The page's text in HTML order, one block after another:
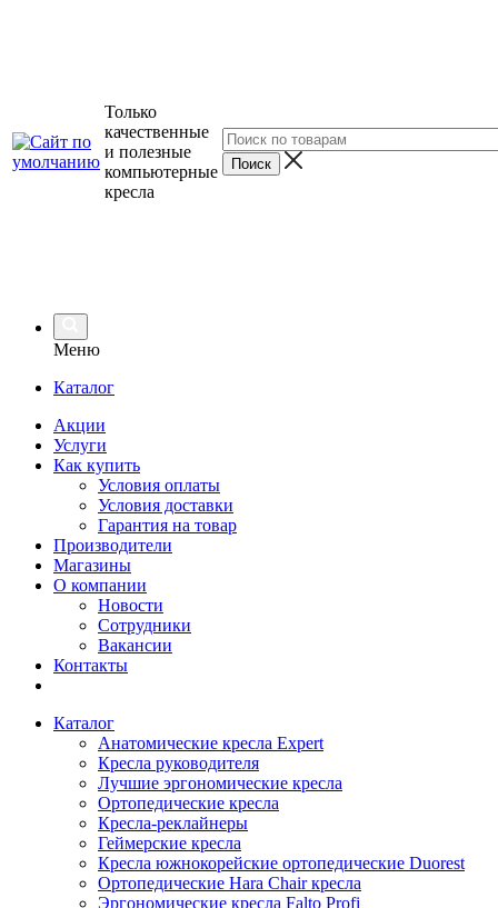
Только
качественные
и полезные
компьютерные
кресла
Меню
Каталог
Акции
Услуги
Как купить
Условия оплаты
Условия доставки
Гарантия на товар
Производители
Магазины
О компании
Новости
Сотрудники
Вакансии
Контакты
Каталог
Анатомические кресла Expert
Кресла руководителя
Лучшие эргономические кресла
Ортопедические кресла
Кресла-реклайнеры
Геймерские кресла
Кресла южнокорейские ортопедические Duorest
Ортопедические Hara Chair кресла
Эргономические кресла Falto Profi